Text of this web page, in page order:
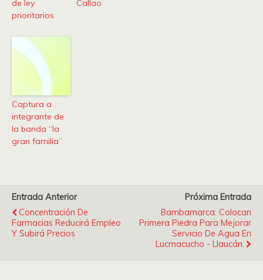
de ley
prioritarios
Callao
Captura a
integrante de
la banda “la
gran familia”
Entrada Anterior
Concentración De
Farmacias Reducirá Empleo
Y Subirá Precios
Próxima Entrada
Bambamarca: Colocan
Primera Piedra Para Mejorar
Servicio De Agua En
Lucmacucho - Llaucán.